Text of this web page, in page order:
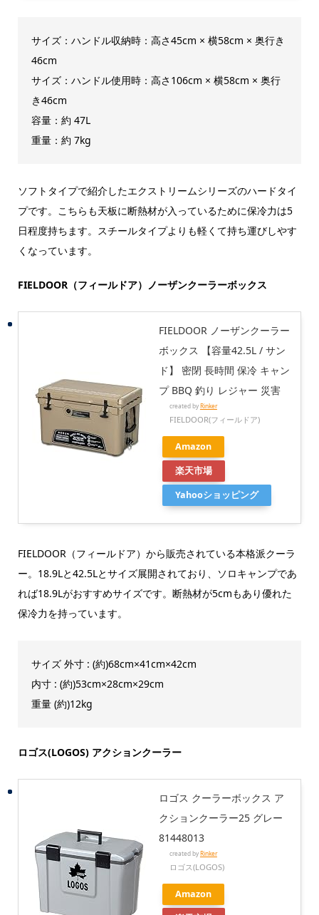
サイズ：ハンドル収納時：高さ45cm × 横58cm × 奥行き
46cm
サイズ：ハンドル使用時：高さ106cm × 横58cm × 奥行
き46cm
容量：約 47L
重量：約 7kg
ソフトタイプで紹介したエクストリームシリーズのハードタイ
プです。こちらも天板に断熱材が入っているために保冷力は5
日程度持ちます。スチールタイプよりも軽くて持ち運びしやす
くなっています。
FIELDOOR（フィールドア）ノーザンクーラーボックス
FIELDOOR ノーザンクーラー
ボックス 【容量42.5L / サン
ド】 密閉 長時間 保冷 キャン
プ BBQ 釣り レジャー 災害
created byRinker
FIELDOOR(フィールドア)
Amazon
楽天市場
Yahooショッピング
FIELDOOR（フィールドア）から販売されている本格派クーラ
ー。18.9Lと42.5Lとサイズ展開されており、ソロキャンプであ
れば18.9Lがおすすめサイズです。断熱材が5cmもあり優れた
保冷力を持っています。
サイズ 外寸 : (約)68cm×41cm×42cm
内寸 : (約)53cm×28cm×29cm
重量 (約)12kg
ロゴス(LOGOS) アクションクーラー
ロゴス クーラーボックス ア
クションクーラー25 グレー
81448013
created byRinker
ロゴス(LOGOS)
Amazon